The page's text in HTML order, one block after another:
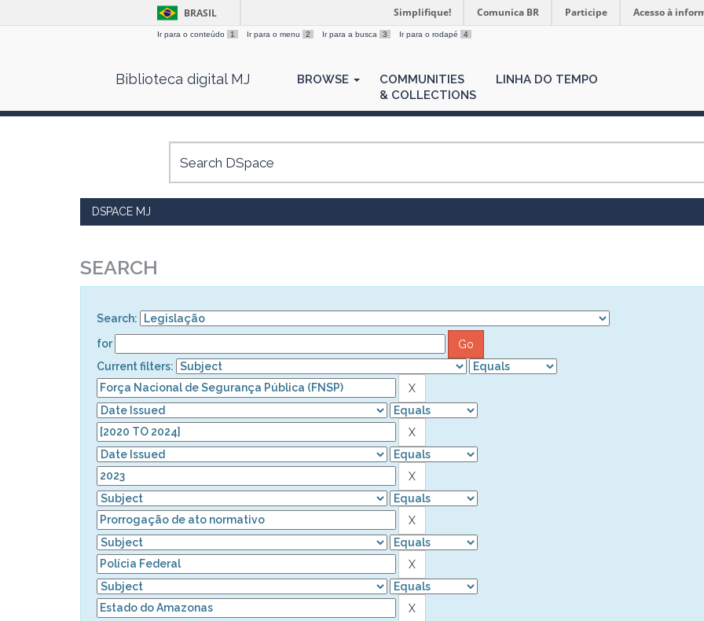
BRASIL Simplifique! Comunica BR Participe Acesso à
Ir para o conteúdo 1 Ir para o menu 2 Ir para a busca 3 Ir para o rodapé 4
Biblioteca digital MJ BROWSE
COMMUNITIES
& COLLECTIONS
LINHA DO TEMPO
DSPACE MJ
SEARCH
Search:
for
Current filters: